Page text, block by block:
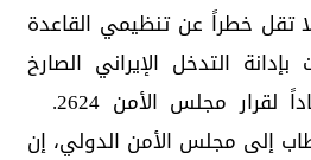
تقل خطراً عن تنظيمي القاعدة
التدخل الإيراني الصارخ
الداعم للحوثيين استناداً لقرار مجلس الأمن 2624.
إلى مجلس الأمن الدولي، إن